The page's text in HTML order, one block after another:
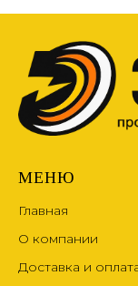
МЕНЮ
Главная
О компании
Доставка и